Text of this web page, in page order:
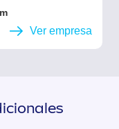
Ver empresa